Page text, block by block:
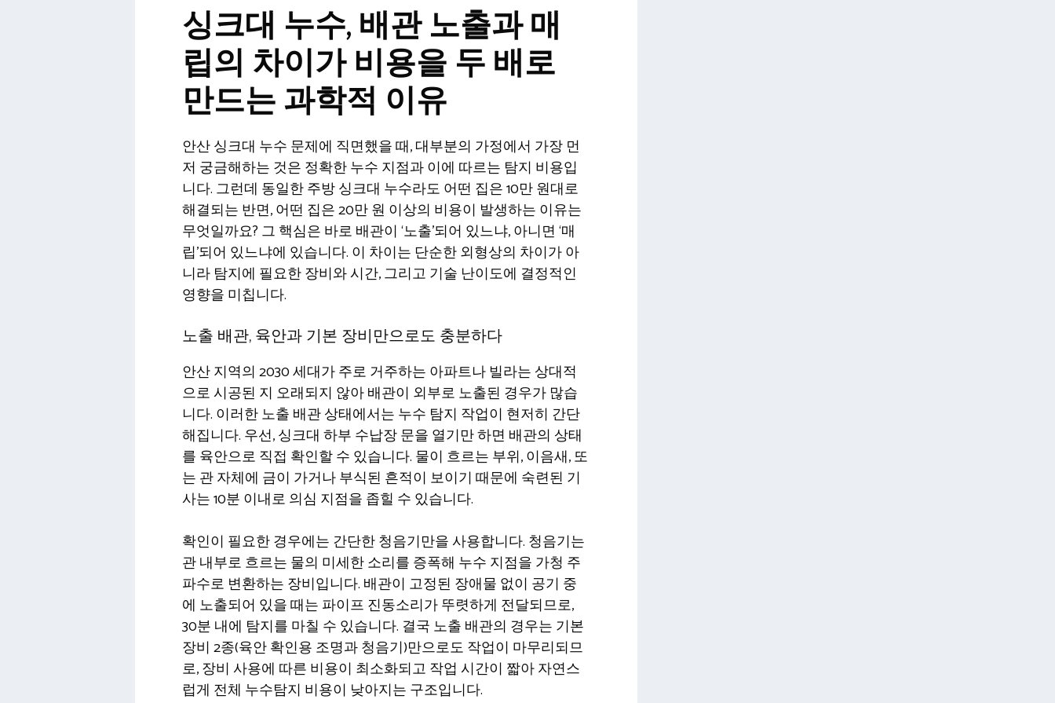
싱크대 누수, 배관 노출과 매
립의 차이가 비용을 두 배로
만드는 과학적 이유
안산 싱크대 누수 문제에 직면했을 때, 대부분의 가정에서 가장 먼
저 궁금해하는 것은 정확한 누수 지점과 이에 따르는 탐지 비용입
니다. 그런데 동일한 주방 싱크대 누수라도 어떤 집은 10만 원대로
해결되는 반면, 어떤 집은 20만 원 이상의 비용이 발생하는 이유는
무엇일까요? 그 핵심은 바로 배관이 ‘노출’되어 있느냐, 아니면 ‘매
립’되어 있느냐에 있습니다. 이 차이는 단순한 외형상의 차이가 아
니라 탐지에 필요한 장비와 시간, 그리고 기술 난이도에 결정적인
영향을 미칩니다.
노출 배관, 육안과 기본 장비만으로도 충분하다
안산 지역의 2030 세대가 주로 거주하는 아파트나 빌라는 상대적
으로 시공된 지 오래되지 않아 배관이 외부로 노출된 경우가 많습
니다. 이러한 노출 배관 상태에서는 누수 탐지 작업이 현저히 간단
해집니다. 우선, 싱크대 하부 수납장 문을 열기만 하면 배관의 상태
를 육안으로 직접 확인할 수 있습니다. 물이 흐르는 부위, 이음새, 또
는 관 자체에 금이 가거나 부식된 흔적이 보이기 때문에 숙련된 기
사는 10분 이내로 의심 지점을 좁힐 수 있습니다.
확인이 필요한 경우에는 간단한 청음기만을 사용합니다. 청음기는
관 내부로 흐르는 물의 미세한 소리를 증폭해 누수 지점을 가청 주
파수로 변환하는 장비입니다. 배관이 고정된 장애물 없이 공기 중
에 노출되어 있을 때는 파이프 진동소리가 뚜렷하게 전달되므로,
30분 내에 탐지를 마칠 수 있습니다. 결국 노출 배관의 경우는 기본
장비 2종(육안 확인용 조명과 청음기)만으로도 작업이 마무리되므
로, 장비 사용에 따른 비용이 최소화되고 작업 시간이 짧아 자연스
럽게 전체 누수탐지 비용이 낮아지는 구조입니다.